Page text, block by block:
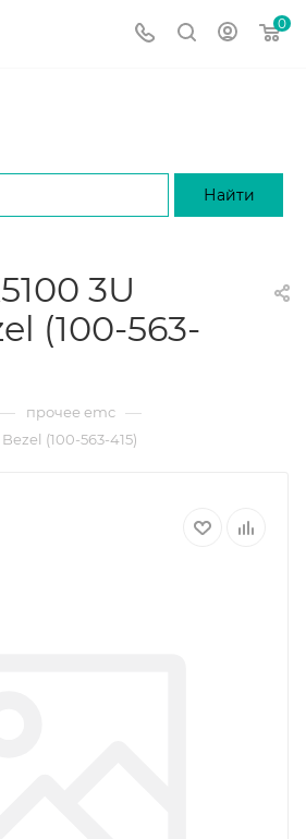
0
3U
(100-563-
— прочее emc —
(100-563-415)